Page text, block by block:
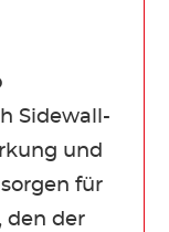
Sidewall-
und
für
den der